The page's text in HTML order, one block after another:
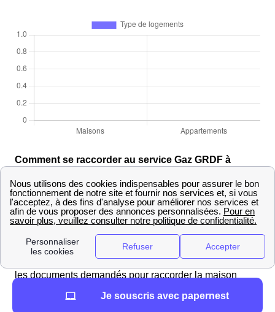
Comment se raccorder au service Gaz GRDF à
Raccorder un logement neuf à Marcillac avec GRDF
Pour unraccordement GrDFd'une maison neuve la
à Marcillac Pour faire une demande de raccordement
GrDF à Marcillac, l'architecte peut s'occuper d'envoyer
les documents demandés pour raccorder la maison
neuve. Comment procéder pour assurer le bon
Je souscris avec papernest